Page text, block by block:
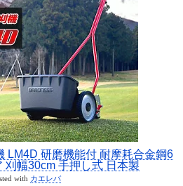
LM4D 研磨機能付 耐摩耗合金鋼6
刈幅30cm 手押し式 日本製
with カエレバ